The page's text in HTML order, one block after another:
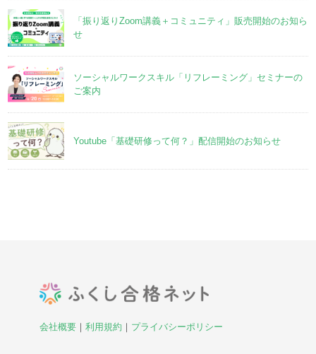
「振り返りZoom講義＋コミュニティ」販売開始のお知ら
せ
ソーシャルワークスキル「リフレーミング」セミナーの
ご案内
Youtube「基礎研修って何？」配信開始のお知らせ
会社概要 ｜ 利用規約 ｜ プライバシーポリシー